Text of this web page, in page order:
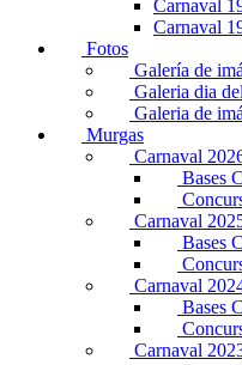
Carnaval
Carnaval
Fotos
Galería de
Galeria dia
Galeria de
Murgas
Carnaval
Bases
Carnaval
Bases
Carnaval
Bases
Carnaval